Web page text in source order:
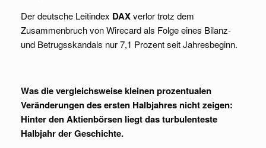
Der deutsche Leitindex DAXverlor trotz dem
Zusammenbruch von Wirecard als Folge eines Bilanz-
und Betrugsskandals nur 7,1 Prozent seit Jahresbeginn.
Was die vergleichsweise kleinen prozentualen
Veränderungen des ersten Halbjahres nichtzeigen:
Hinter den Aktienbörsen liegt das turbulenteste
Halbjahr der Geschichte.